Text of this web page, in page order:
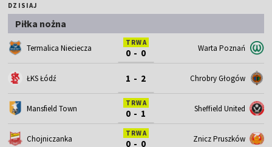
DZISIAJ
Piłka nożna
Termalica Nieciecza
TRWA
0 - 0 Warta Poznań
ŁKS Łódź 1 - 2 Chrobry Głogów
Mansfield Town
TRWA
0 - 1 Sheffield United
Chojniczanka
TRWA
0 - 0 Znicz Pruszków